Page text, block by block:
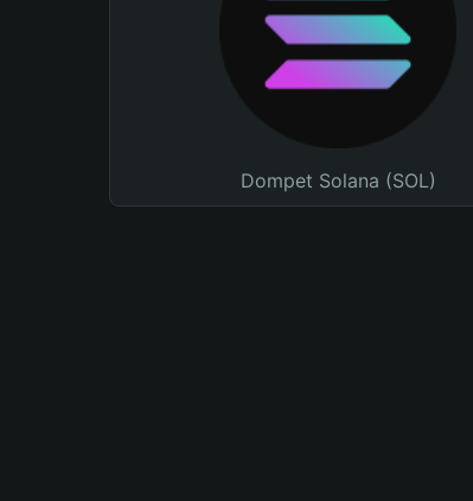
Dompet Solana (SOL)